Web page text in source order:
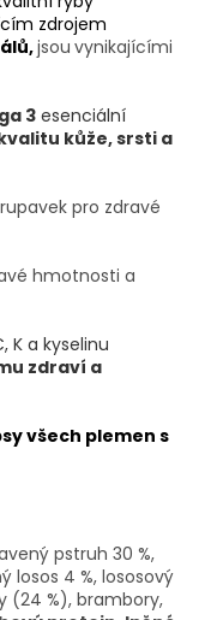
zdrojem
jsou vynikajícími
3 esenciální
kůže, srsti a
pro zdravé
hmotnosti a
K a kyselinu
zdraví a
všech plemen s
pstruh 30 %,
losos 4 %, lososový
(24 %), brambory,